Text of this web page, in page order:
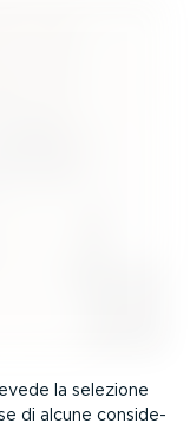
la selezione
di alcune consi­de­